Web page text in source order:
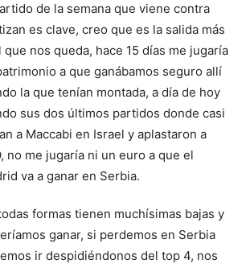
de la semana que viene contra
es clave, creo que es la salida más
que nos queda, hace 15 días me jugaría
a que ganábamos seguro allí
la que tenían montada, a día de hoy
sus dos últimos partidos donde casi
a Maccabi en Israel y aplastaron a
no me jugaría ni un euro a que el
va a ganar en Serbia.
formas tienen muchísimas bajas y
ganar, si perdemos en Serbia
ir despidiéndonos del top 4, nos